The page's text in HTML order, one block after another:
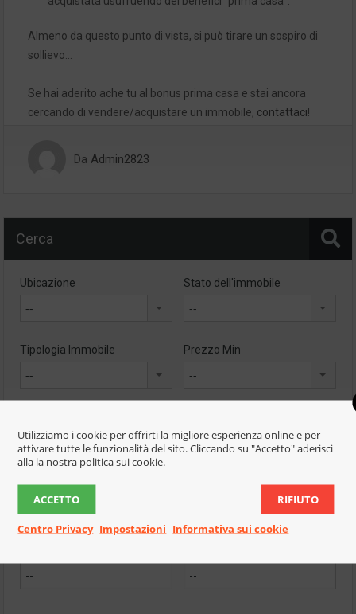
Almeno da questo punto di vista, si può tirare un sospiro di
sollievo…
Se hai aderito ache tu al bonus prima casa e stai ancora
cercando di vendere/acquistare un immobile, contattaci!
Da Admin2823
Cerca
Ubicazione
--
Stato dell'immobile
--
Tipologia Immobile
--
Prezzo Min
--
-- --
Bagni
Utilizziamo i cookie per offrirti la migliore esperienza online e per
attivare tutte le funzionalità del sito. Cliccando su "Accetto" aderisci
alla la nostra politica sui cookie.
ACCETTO RIFIUTO
Centro Privacy Impostazioni Informativa sui cookie